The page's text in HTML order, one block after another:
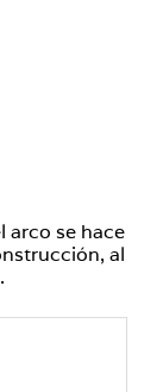
arco se hace
al